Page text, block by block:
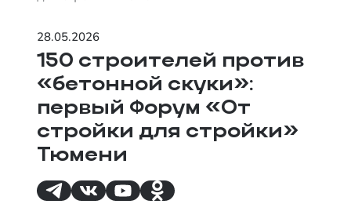
28.05.2026
150 строителей против
«бетонной скуки»:
первый Форум «От
стройки для стройки»
Тюмени